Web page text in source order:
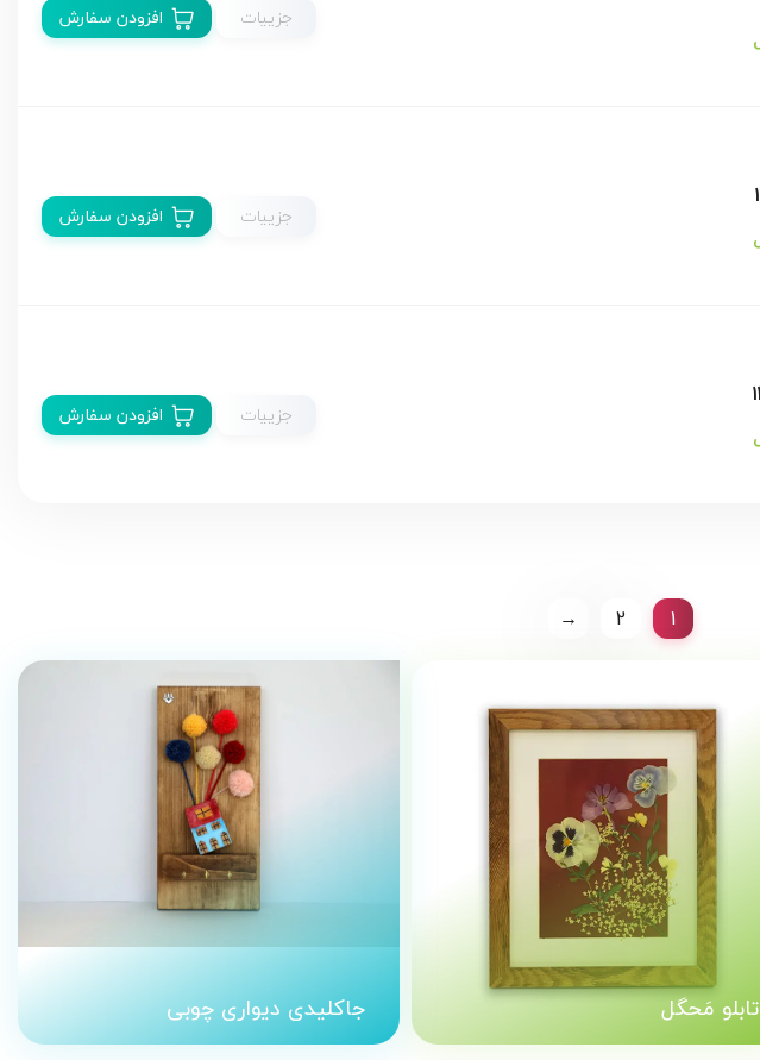
جزییات افزودن سفارش
جزییات افزودن سفارش
جزییات افزودن سفارش
1
2
→
تابلو مَحگل جاکلیدی دیواری چوبی